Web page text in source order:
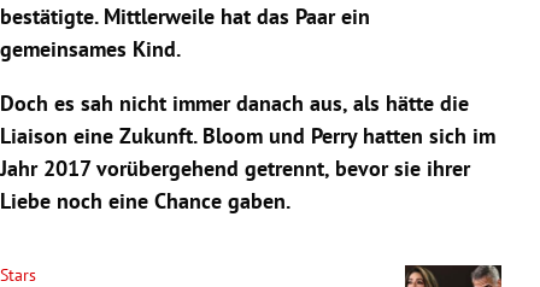
bestätigte. Mittlerweile hat das Paar ein
gemeinsames Kind.
Doch es sah nicht immer danach aus, als hätte die
Liaison eine Zukunft. Bloom und Perry hatten sich im
Jahr 2017 vorübergehend getrennt, bevor sie ihrer
Liebe noch eine Chance gaben.
Stars